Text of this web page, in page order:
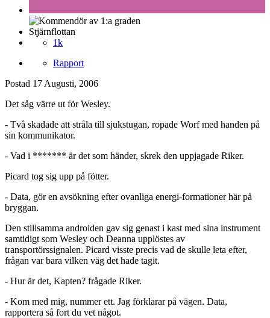
Stjärnflottan
1k
Rapport
Postad 17 Augusti, 2006
Det såg värre ut för Wesley.
- Två skadade att stråla till sjukstugan, ropade Worf med handen på
sin kommunikator.
- Vad i ******* är det som händer, skrek den uppjagade Riker.
Picard tog sig upp på fötter.
- Data, gör en avsökning efter ovanliga energi-formationer här på
bryggan.
Den stillsamma androiden gav sig genast i kast med sina instrument
samtidigt som Wesley och Deanna upplöstes av
transportörssignalen. Picard visste precis vad de skulle leta efter,
frågan var bara vilken väg det hade tagit.
- Hur är det, Kapten? frågade Riker.
- Kom med mig, nummer ett. Jag förklarar på vägen. Data,
rapportera så fort du vet något.